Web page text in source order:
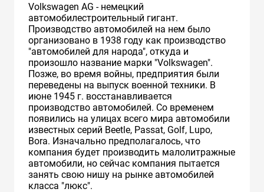
Volkswagen AG - немецкий
автомобилестроительный гигант.
Производство автомобилей на нем было
организовано в 1938 году как производство
"автомобилей для народа", откуда и
произошло название марки "Volkswagen".
Позже, во время войны, предприятия были
переведены на выпуск военной техники. В
июне 1945 г. восстанавливается
производство автомобилей. Cо временем
появились на улицах всего мира автомобили
известных серий Beetle, Passat, Golf, Lupo,
Bora. Изначально предполагалось, что
компания будет производить малолитражные
автомобили, но сейчас компания пытается
занять свою нишу на рынке автомобилей
класса "люкс".